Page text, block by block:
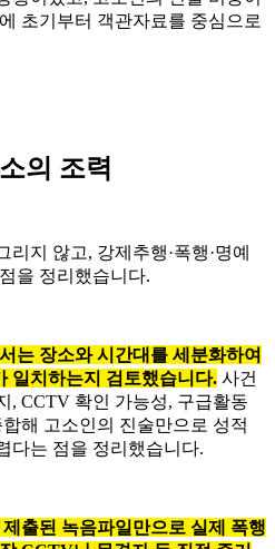
초기부터 객관자료를 중심으로
의 조력
지 않고, 강제추행·폭행·명예
을 정리했습니다.
는 장소와 시간대를 세분화하여
일치하는지 검토했습니다. 사건
, CCTV 확인 가능성, 구급활동
해 고소인의 진술만으로 성적
다는 점을 정리했습니다.
출된 녹음파일만으로 실제 폭행